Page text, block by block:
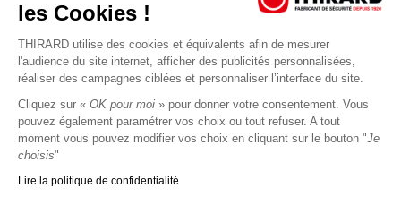
les Cookies !
THIRARD utilise des cookies et équivalents afin de mesurer
l'audience du site internet, afficher des publicités personnalisées,
réaliser des campagnes ciblées et personnaliser l’interface du site.
Cliquez sur « OK pour moi » pour donner votre consentement. Vous
pouvez également paramétrer vos choix ou tout refuser. A tout
moment vous pouvez modifier vos choix en cliquant sur le bouton "Je
choisis"
Lire la politique de confidentialité